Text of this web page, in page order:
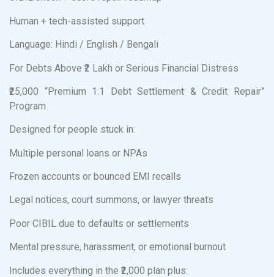
Human + tech-assisted support
Language: Hindi / English / Bengali
For Debts Above ₹2 Lakh or Serious Financial Distress
₹25,000 “Premium 1:1 Debt Settlement & Credit Repair”
Program
Designed for people stuck in:
Multiple personal loans or NPAs
Frozen accounts or bounced EMI recalls
Legal notices, court summons, or lawyer threats
Poor CIBIL due to defaults or settlements
Mental pressure, harassment, or emotional burnout
Includes everything in the ₹2,000 plan plus: